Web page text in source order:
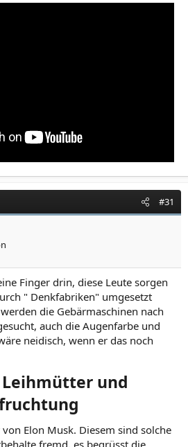
#31
Finger drin, diese Leute sorgen
" Denkfabriken" umgesetzt
die Gebärmaschinen nach
auch die Augenfarbe und
neidisch, wenn er das noch
und
von Elon Musk. Diesem sind solche